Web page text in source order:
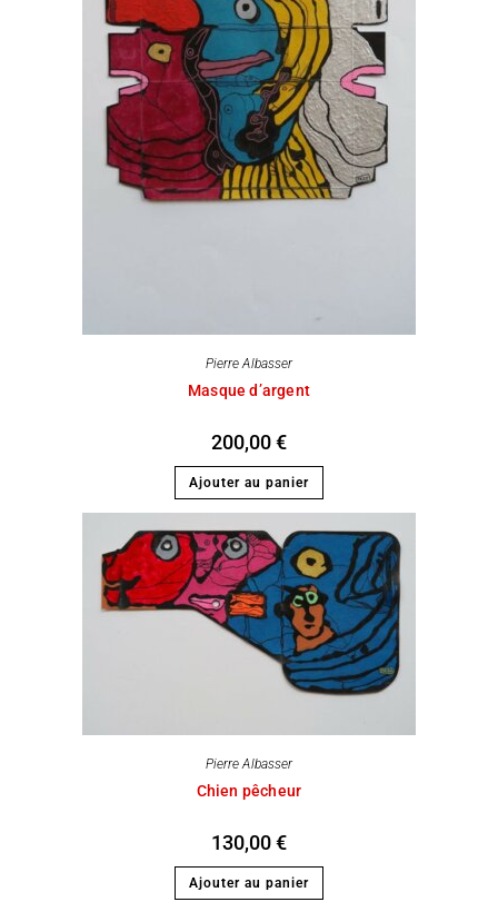
Pierre Albasser
Masque d’argent
200,00€
Ajouter au panier
Pierre Albasser
Chien pêcheur
130,00€
Ajouter au panier